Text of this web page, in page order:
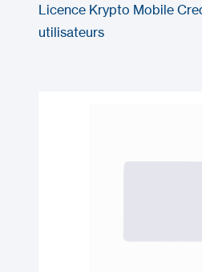
Licence Krypto Mobile
utilisateurs